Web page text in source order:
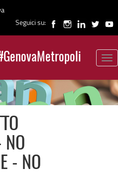
Seguici su:
NO
- NO